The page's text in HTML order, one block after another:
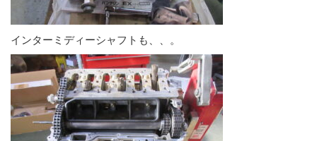
インターミディーシャフトも、、。